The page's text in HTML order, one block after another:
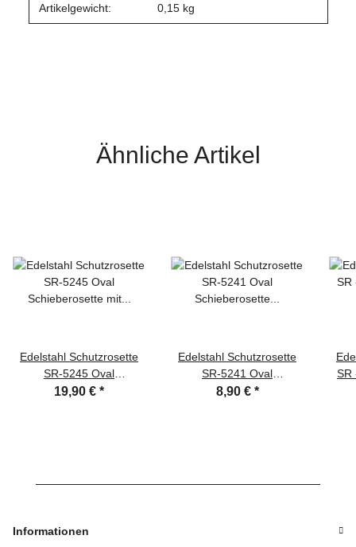
Artikelgewicht: 0,15 kg
Ähnliche Artikel
Edelstahl Schutzrosette
SR-5245 Oval
Schieberosette mit ZA
19,90 € *
Edelstahl Schutzrosette
SR-5241 Oval
Schieberosette
8,90 € *
SR
Informationen